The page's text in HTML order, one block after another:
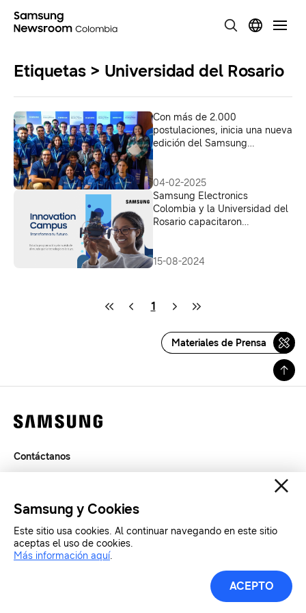
Etiquetas > Universidad del Rosario
Con más de 2.000
postulaciones, inicia una nueva
edición del Samsung
04-02-2025
Samsung Electronics
Colombia y la Universidad del
Rosario capacitaron
15-08-2024
1
Materiales de Prensa
Contáctanos
SAMSUNG.COM
Copyright© SAMSUNG Todos los derechos reservados.
Samsung y Cookies
Este sitio usa cookies. Al continuar navegando en este sitio
aceptas el uso de cookies.
Más información aquí.
ACEPTO